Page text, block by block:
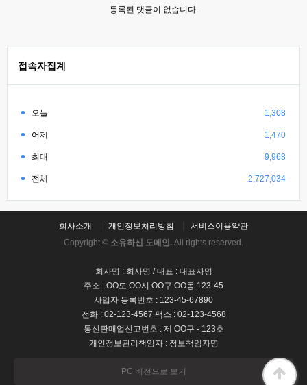
등록된 댓글이 없습니다.
접속자집계
오늘 1,308
어제 1,470
최대 9,968
전체 2,727,034
회사소개 개인정보처리방침
서비스이용약관
Copyright © 소유하신 도메인. All rights reserved.
회사명 : 회사명 / 대표 : 대표자명
주소 : OO도 OO시 OO구 OO동 123-45
사업자 등록번호 : 123-45-67890
전화 : 02-123-4567 팩스 : 02-123-4568
통신판매업신고번호 : 제 OO구 - 123호
개인정보관리책임자 : 정보책임자명
PC 버전으로 보기